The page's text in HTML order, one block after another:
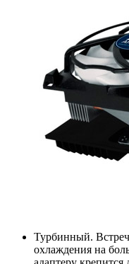
Турбинный.
охлаждения на